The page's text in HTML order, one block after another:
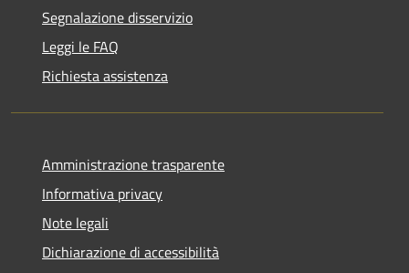
Segnalazione disservizio
Leggi le FAQ
Richiesta assistenza
Amministrazione trasparente
Informativa privacy
Note legali
Dichiarazione di accessibilità